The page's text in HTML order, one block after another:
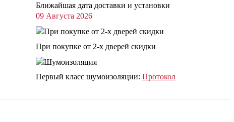
Ближайшая дата доставки и установки
09 Августа 2026
При покупке от 2-х дверей скидки
Первый класс шумоизоляции: Протокол